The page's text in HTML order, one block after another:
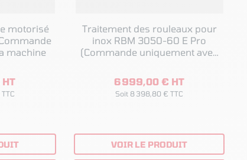
motorisé
machine
Traitement des rouleaux pour
inox RBM 3050-60 E Pro
(Commande uniquement avec
6 999,00 € HT
Soit 8 398,80 € TTC
VOIR LE PRODUIT